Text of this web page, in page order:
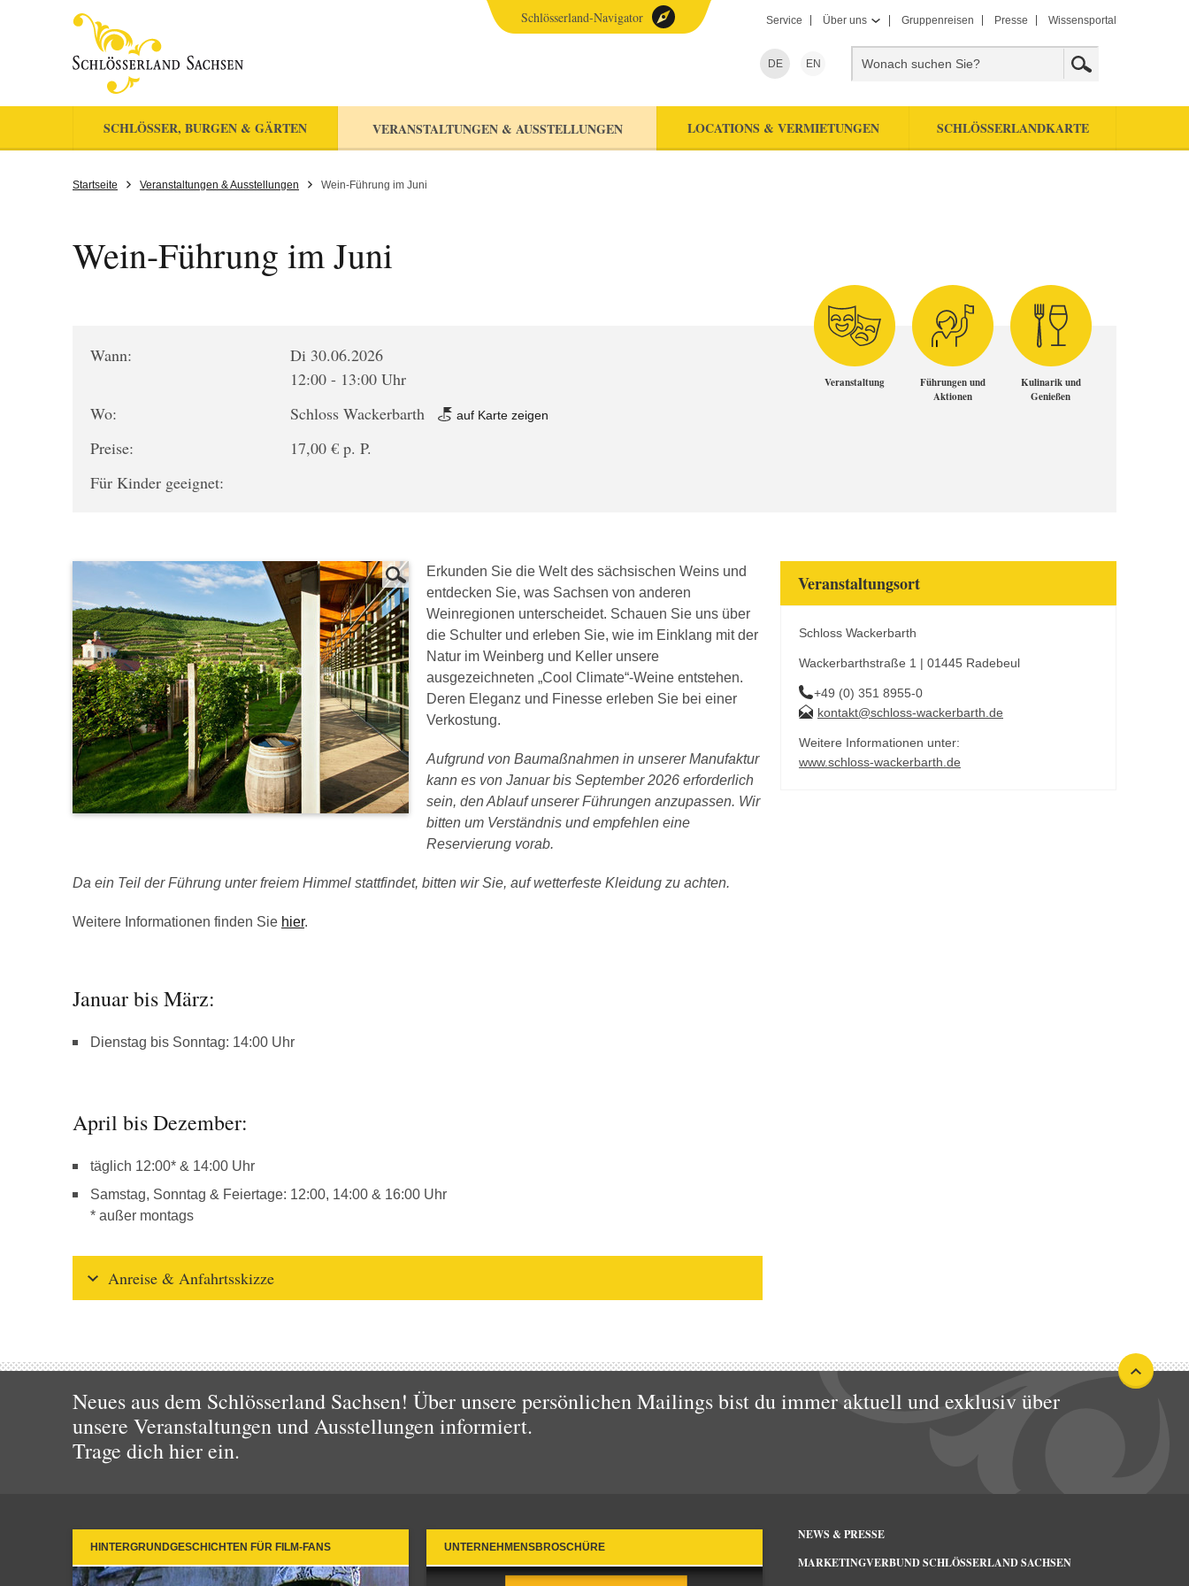
Service Über uns Gruppenreisen Presse Wissensportal
DE EN
SCHLÖSSER, BURGEN & GÄRTEN VERANSTALTUNGEN & AUSSTELLUNGEN LOCATIONS & VERMIETUNGEN SCHLÖSSERLANDKARTE
Schlösserland-Navigator
Startseite Veranstaltungen & Ausstellungen Wein-Führung im Juni
Wein-Führung im Juni
Wann:
Di 30.06.2026
12:00 - 13:00 Uhr
Wo:
Schloss Wackerbarth auf Karte zeigen
Preise:
17,00 € p. P.
Für Kinder geeignet:
Veranstaltung
Führungen und
Aktionen
Kulinarik und
Genießen
Erkunden Sie die Welt des sächsischen Weins und
entdecken Sie, was Sachsen von anderen
Weinregionen unterscheidet. Schauen Sie uns über
die Schulter und erleben Sie, wie im Einklang mit der
Natur im Weinberg und Keller unsere
ausgezeichneten „Cool Climate“-Weine entstehen.
Deren Eleganz und Finesse erleben Sie bei einer
Verkostung.
Aufgrund von Baumaßnahmen in unserer Manufaktur
kann es von Januar bis September 2026 erforderlich
sein, den Ablauf unserer Führungen anzupassen. Wir
bitten um Verständnis und empfehlen eine
Reservierung vorab.
Da ein Teil der Führung unter freiem Himmel stattfindet, bitten wir Sie, auf wetterfeste Kleidung zu achten.
Weitere Informationen finden Sie hier.
Januar bis März:
Dienstag bis Sonntag: 14:00 Uhr
April bis Dezember:
täglich 12:00* & 14:00 Uhr
Samstag, Sonntag & Feiertage: 12:00, 14:00 & 16:00 Uhr
* außer montags
Anreise & Anfahrtsskizze
Veranstaltungsort
Schloss Wackerbarth
Wackerbarthstraße 1 | 01445 Radebeul
+49 (0) 351 8955-0
kontakt@schloss-wackerbarth.de
Weitere Informationen unter:
www.schloss-wackerbarth.de
Neues aus dem Schlösserland Sachsen! Über unsere persönlichen Mailings bist du immer aktuell und exklusiv über
unsere Veranstaltungen und Ausstellungen informiert.
Trage dich hier ein.
HINTERGRUNDGESCHICHTEN FÜR FILM-FANS UNTERNEHMENSBROSCHÜRE
NEWS & PRESSE
MARKETINGVERBUND SCHLÖSSERLAND SACHSEN